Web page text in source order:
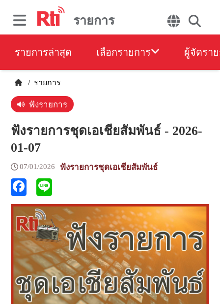
รายการ
รายการล่าสุด เลือกรายการ ผู้จัดรา
/ รายการ
ฟังรายการ
ฟังรายการชุดเอเชียสัมพันธ์ - 2026-
01-07
07/01/2026 ฟังรายการชุดเอเชียสัมพันธ์